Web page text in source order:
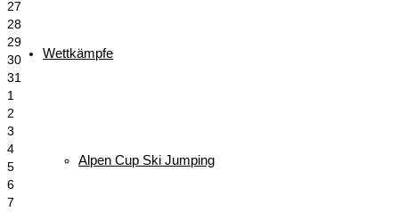
Wettkämpfe
Alpen Cup Ski Jumping
27
28
29
30
31
1
2
3
4
5
6
7